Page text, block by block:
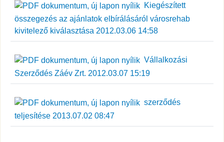
Kiegészített
összegezés az ajánlatok elbírálásáról városrehab
kivitelező kiválasztása 2012.03.06 14:58
Vállalkozási
Szerződés Záév Zrt. 2012.03.07 15:19
szerződés
teljesítése 2013.07.02 08:47